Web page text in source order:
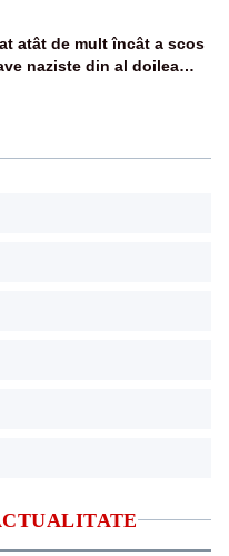
atât de mult încât a scos
naziste din al doilea